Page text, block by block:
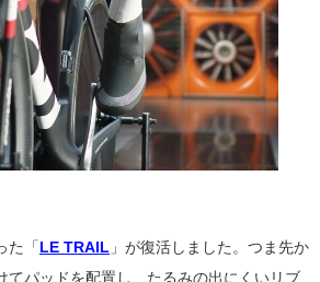
た「LE TRAIL 」が復活しました。つま先か
てパッドを配置し、たるみの出にくいリブ